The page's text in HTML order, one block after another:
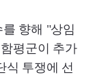
향해 "상임
평군이 추가
식 투쟁에 선